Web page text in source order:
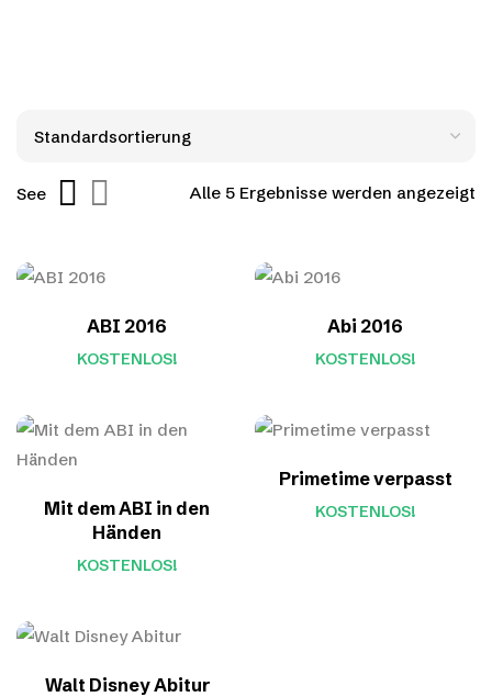
Alle 5 Ergebnisse werden angezeigt
See
ABI 2016
KOSTENLOS!
Abi 2016
KOSTENLOS!
Mit dem ABI in den
Händen
KOSTENLOS!
Primetime verpasst
KOSTENLOS!
Walt Disney Abitur